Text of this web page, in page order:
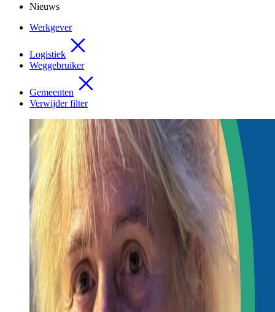
Nieuws
Werkgever
Logistiek
Weggebruiker
Gemeenten
Verwijder filter